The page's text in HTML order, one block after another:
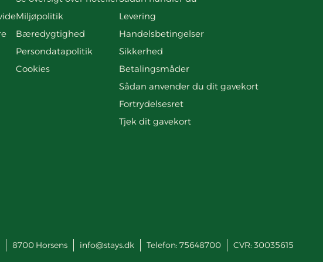
Miljøpolitik
Bæredygtighed
Persondatapolitik
Cookies
Levering
Handelsbetingelser
Sikkerhed
Betalingsmåder
Sådan anvender du dit gavekort
Fortrydelsesret
Tjek dit gavekort
8700 Horsens info@stays.dk Telefon: 75648700 CVR: 30035615